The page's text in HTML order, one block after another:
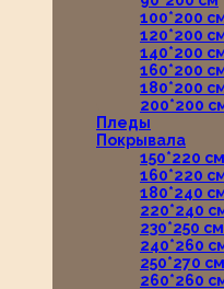
100*200
120*200
140*200
160*200
180*200
200*200
Пледы
Покрывала
150*220 см
160*220
180*240
220*240
230*250 см
240*260
250*270 см
260*260